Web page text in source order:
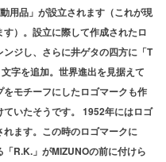
用品」が設立されます（これが現
）。設立に際して作成されたロ
ジし、さらに井ゲタの四方に「T
字を追加。世界進出を見据えて
モチーフにしたロゴマークも作
いたそうです。 1952年にはロゴ
ます。この時のロゴマークに
R.K.」がMIZUNOの前に付けら